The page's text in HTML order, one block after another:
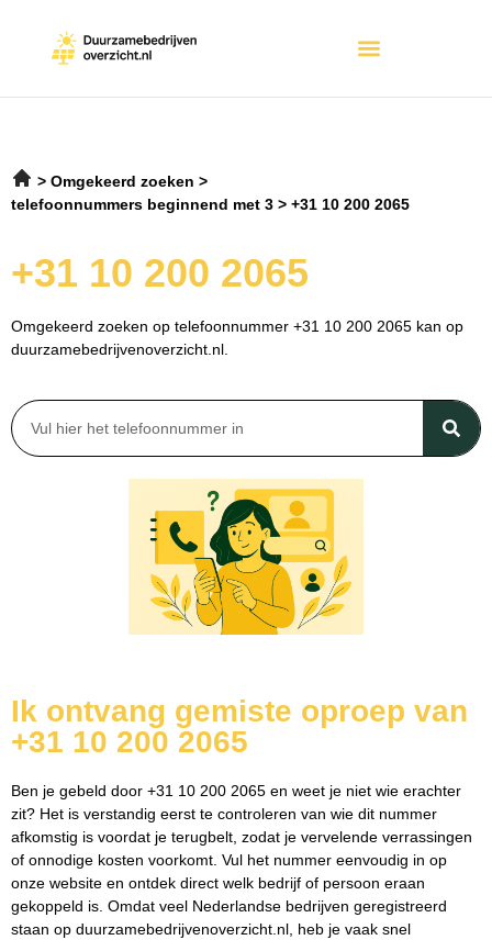
Omgekeerd zoeken
telefoonnummers beginnend met 3
+31 10 200 2065
+31 10 200 2065
Omgekeerd zoeken op telefoonnummer +31 10 200 2065 kan op
duurzamebedrijvenoverzicht.nl.
Ik ontvang gemiste oproep van
+31 10 200 2065
Ben je gebeld door +31 10 200 2065 en weet je niet wie erachter
zit? Het is verstandig eerst te controleren van wie dit nummer
afkomstig is voordat je terugbelt, zodat je vervelende verrassingen
of onnodige kosten voorkomt. Vul het nummer eenvoudig in op
onze website en ontdek direct welk bedrijf of persoon eraan
gekoppeld is. Omdat veel Nederlandse bedrijven geregistreerd
staan op duurzamebedrijvenoverzicht.nl, heb je vaak snel